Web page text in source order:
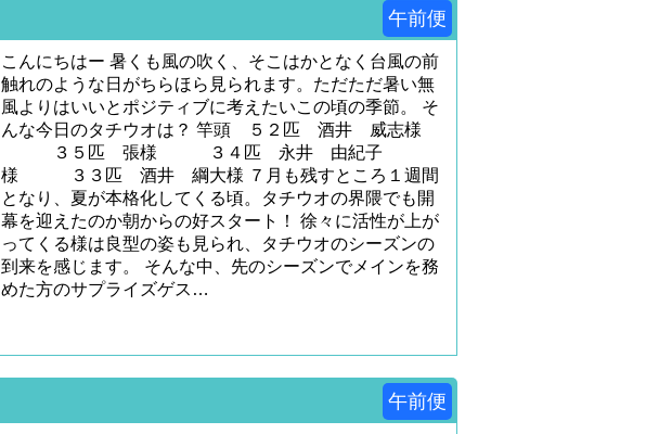
午前便
こんにちはー 暑くも風の吹く、そこはかとなく台風の前
触れのような日がちらほら見られます。ただただ暑い無
風よりはいいとポジティブに考えたいこの頃の季節。 そ
んな今日のタチウオは？ 竿頭 ５２匹 酒井 威志様
３５匹 張様 ３４匹 永井 由紀子
様 ３３匹 酒井 綱大様 ７月も残すところ１週間
となり、夏が本格化してくる頃。タチウオの界隈でも開
幕を迎えたのか朝からの好スタート！ 徐々に活性が上が
ってくる様は良型の姿も見られ、タチウオのシーズンの
到来を感じます。 そんな中、先のシーズンでメインを務
めた方のサプライズゲス…
午前便